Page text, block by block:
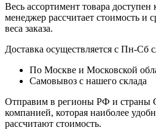
Весь ассортимент товара доступен
менеджер рассчитает стоимость и
веса заказа.
Доставка осуществляется с Пн-
По Москве и Московской
Самовывоз с нашего склада
Отправим в регионы РФ и страны
компанией, которая наиболее
рассчитают стоимость.